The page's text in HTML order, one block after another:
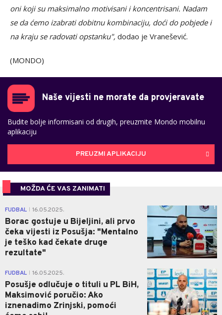
oni koji su maksimalno motivisani i koncentrisani. Nadam
se da ćemo izabrati dobitnu kombinaciju, doći do pobjede i
na kraju se radovati opstanku", dodao je Vranešević.
(MONDO)
Naše vijesti ne morate da provjeravate
Budite bolje informisani od drugih, preuzmite Mondo mobilnu
aplikaciju
PREUZMI APLIKACIJU
MOŽDA ĆE VAS ZANIMATI
FUDBAL 16.05.2025.
Borac gostuje u Bijeljini, ali prvo
čeka vijesti iz Posušja: "Mentalno
je teško kad čekate druge
rezultate"
1
FUDBAL 16.05.2025.
Posušje odlučuje o tituli u PL BiH,
Maksimović poručio: Ako
iznenadimo Zrinjski, pomoći
0